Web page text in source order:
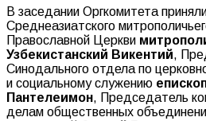
В заседании Оргкомитета
Среднеазиатского
Православной Церкви
Узбекистанский Викентий,
Синодального отдела по
и социальному служению
Пантелеимон, Председатель
делам общественных